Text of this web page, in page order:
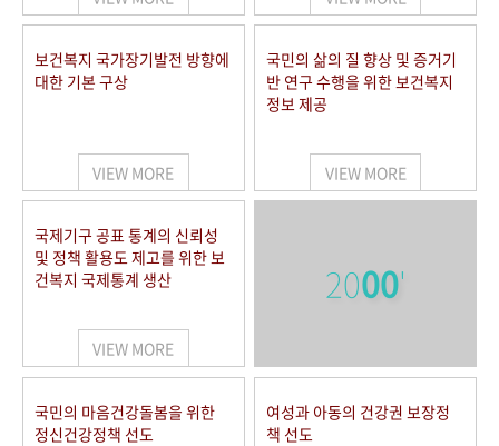
보건복지 국가장기발전 방향에
대한 기본 구상
VIEW MORE
국민의 삶의 질 향상 및 증거기
반 연구 수행을 위한 보건복지
정보 제공
VIEW MORE
국제기구 공표 통계의 신뢰성
및 정책 활용도 제고를 위한 보
건복지 국제통계 생산
VIEW MORE
2000'
국민의 마음건강돌봄을 위한
정신건강정책 선도
여성과 아동의 건강권 보장정
책 선도